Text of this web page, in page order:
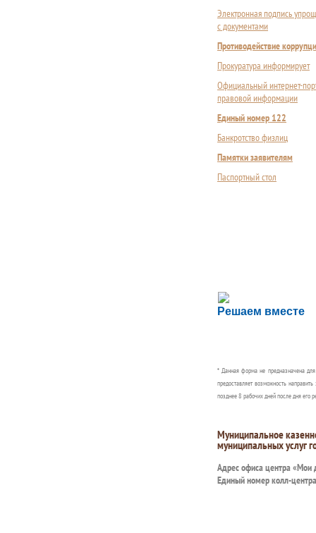
Электронная подпись
с документами
Противодействие
Прокуратура информирует
Официальный интернет-
правовой информации
Единый номер 122
Банкротство физлиц
Памятки заявителям
Паспортный стол
Решаем вместе
Сложности с
Сообщите об этом
* Данная форма не предназначена
предоставляет возможность
позднее 8 рабочих дней после дня его
Муниципальное
муниципальных услуг
Адрес офиса центра «Мои
Единый номер колл-